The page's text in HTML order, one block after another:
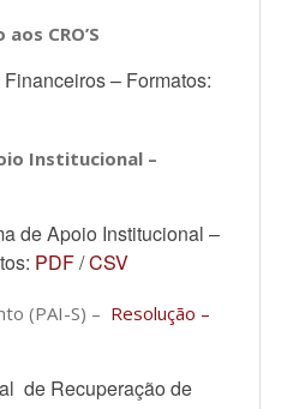
CRO’S
– Formatos:
Institucional –
de Apoio Institucional –
PDF/CSV
(PAI-S) – Resolução –
de Recuperação de